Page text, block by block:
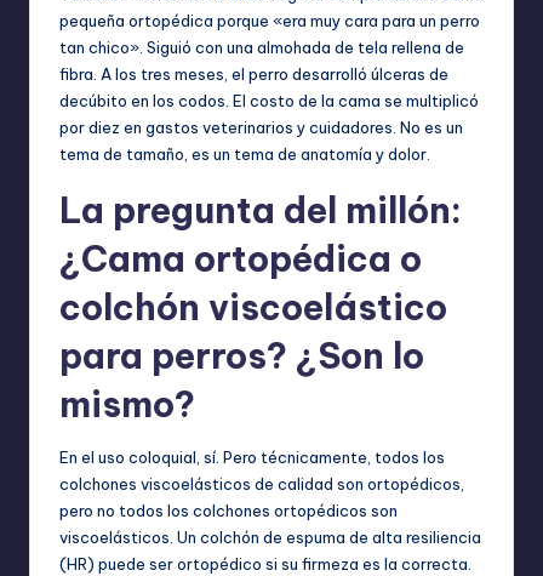
pequeña ortopédica porque «era muy cara para un perro
tan chico». Siguió con una almohada de tela rellena de
fibra. A los tres meses, el perro desarrolló úlceras de
decúbito en los codos. El costo de la cama se multiplicó
por diez en gastos veterinarios y cuidadores. No es un
tema de tamaño, es un tema de anatomía y dolor.
La pregunta del millón:
¿Cama ortopédica o
colchón viscoelástico
para perros? ¿Son lo
mismo?
En el uso coloquial, sí. Pero técnicamente, todos los
colchones viscoelásticos de calidad son ortopédicos,
pero no todos los colchones ortopédicos son
viscoelásticos. Un colchón de espuma de alta resiliencia
(HR) puede ser ortopédico si su firmeza es la correcta.